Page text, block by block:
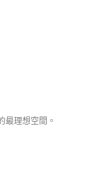
搬
最理想空間。